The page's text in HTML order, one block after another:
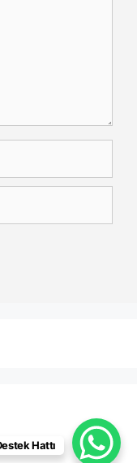
Hattı